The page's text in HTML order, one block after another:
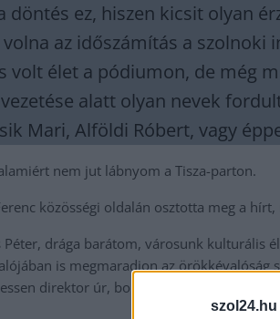
szol24.hu
döntés ez, hiszen kicsit olyan
az időszámítás a szolnoki
volt élet a pódiumon, de még
vezetése alatt olyan nevek
Mari, Alföldi Róbert, vagy
nem jut lábnyom a Tisza-parton.
közösségi oldalán osztotta meg a
Péter, drága barátom, városunk kulturális
is megmaradjon az örökkévalóság
direktor úr, boldog nyolcvanadikat